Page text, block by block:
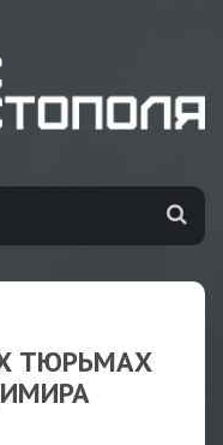
ТЮРЬМАХ